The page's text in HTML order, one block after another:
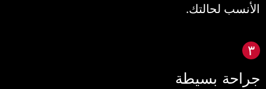
لحالتك.
٣
بسيطة